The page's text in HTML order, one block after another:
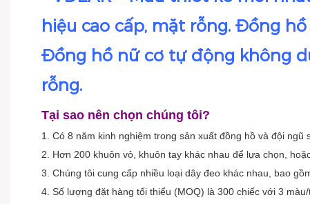
Đồng hồ nữ cơ tự động không
rỗng.
Tại sao nên chọn chúng tôi?
1. Có 8 năm kinh nghiệm trong sản xuất đồng hồ và đội ngũ
2. Hơn 200 khuôn vỏ, khuôn tay khác nhau để lựa chọn,
3. Chúng tôi cung cấp nhiều loại dây đeo khác nhau, bao
4. Số lượng đặt hàng tối thiểu (MOQ) là 300 chiếc với 3 màu/